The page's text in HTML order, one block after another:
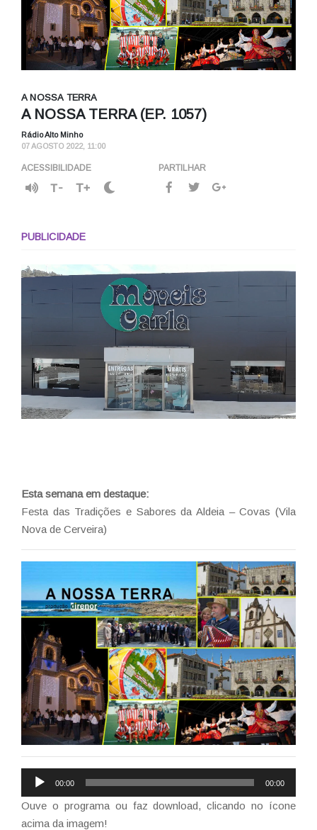
A NOSSA TERRA
A NOSSA TERRA (EP. 1057)
Rádio Alto Minho
07 AGOSTO 2022, 11:00
ACESSIBILIDADE
T- T+
PARTILHAR
PUBLICIDADE
Esta semana em destaque:
Festa das Tradições e Sabores da Aldeia – Covas (Vila
Nova de Cerveira)
Reprodutor
de
áudio
00:00 00:00
Ouve o programa ou faz download, clicando no ícone
acima da imagem!